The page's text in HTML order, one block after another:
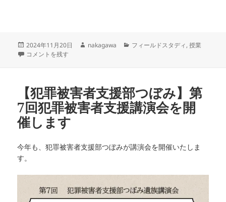
投
稿
2024年11月20日
作
nakagawa
カ
フィールドスタディ,授業
教職フィールドスタディ｢岡山東商業高校で授業見学をしました｣ に
コメントを残す
【犯罪被害者支援部つぼみ】第
7回犯罪被害者支援講演会を開
催します
今年も、犯罪被害者支援部つぼみが講演会を開催いたしま
す。